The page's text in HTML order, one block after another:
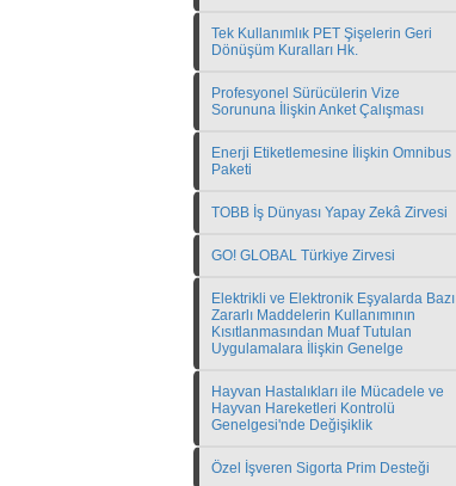
Tek Kullanımlık PET Şişelerin Geri
Dönüşüm Kuralları Hk.
Profesyonel Sürücülerin Vize
Sorununa İlişkin Anket Çalışması
Enerji Etiketlemesine İlişkin Omnibus
Paketi
TOBB İş Dünyası Yapay Zekâ Zirvesi
GO! GLOBAL Türkiye Zirvesi
Elektrikli ve Elektronik Eşyalarda Bazı
Zararlı Maddelerin Kullanımının
Kısıtlanmasından Muaf Tutulan
Uygulamalara İlişkin Genelge
Hayvan Hastalıkları ile Mücadele ve
Hayvan Hareketleri Kontrolü
Genelgesi'nde Değişiklik
Özel İşveren Sigorta Prim Desteği